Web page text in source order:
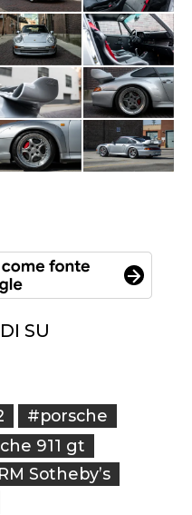
SU
#porsche
911 gt
Sotheby’s